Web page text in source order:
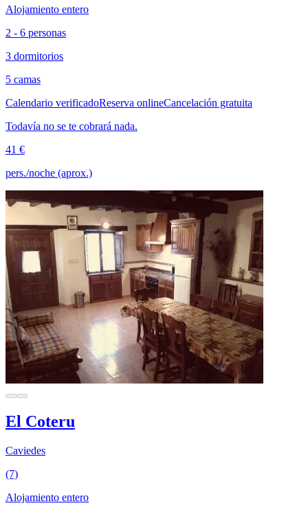
Alojamiento entero
2 - 6 personas
3 dormitorios
5 camas
Calendario verificadoReserva onlineCancelación gratuita
Todavía no se te cobrará nada.
41 €
pers./noche (aprox.)
El Coteru
Caviedes
(7)
Alojamiento entero